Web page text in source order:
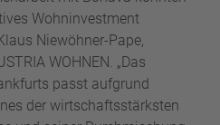
Wohninvestment
Niewöhner-Pape,
WOHNEN. „Das
passt aufgrund
der wirtschaftsstärksten